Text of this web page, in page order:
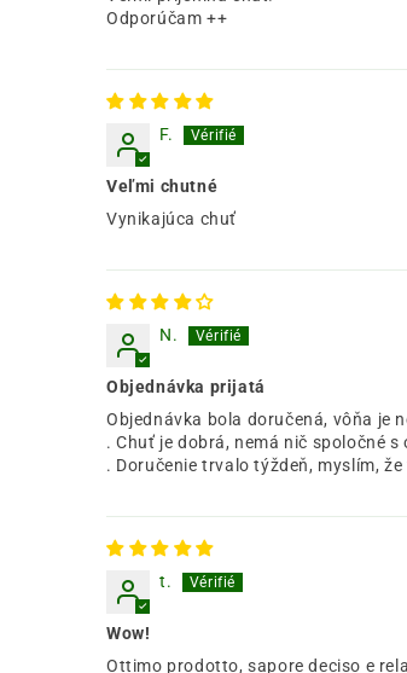
Odporúčam ++
F.
Veľmi chutné
Vynikajúca chuť
N.
Objednávka prijatá
Objednávka bola doručená, vôňa je
. Chuť je dobrá, nemá nič spoločné s
. Doručenie trvalo týždeň, myslím,
t.
Wow!
Ottimo prodotto, sapore deciso e